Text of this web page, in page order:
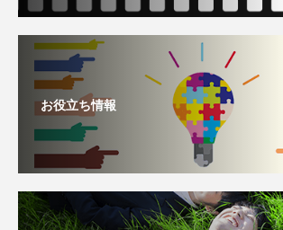
お役立ち情報